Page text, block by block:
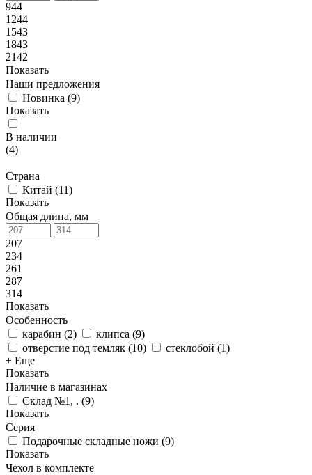
944
1244
1543
1843
2142
Показать
Наши предложения
Новинка (9)
Показать
В наличии
(4)
Страна
Китай (11)
Показать
Общая длина, мм
207
234
261
287
314
Показать
Особенность
карабин (2) клипса (9)
отверстие под темляк (10) стеклобой (1)
+ Еще
Показать
Наличие в магазинах
Склад №1, . (9)
Показать
Серия
Подарочные складные ножи (9)
Показать
Чехол в комплекте